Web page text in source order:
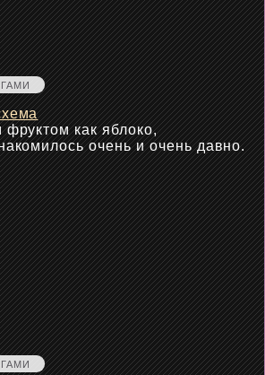
как яблоко,
очень и очень давно.